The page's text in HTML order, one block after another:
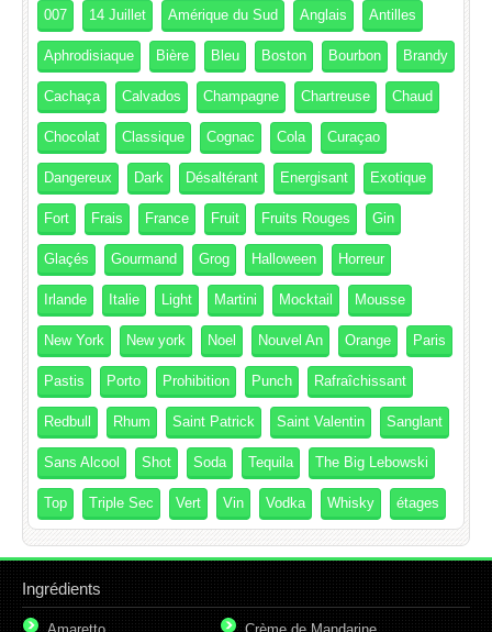
007 14 Juillet Amérique du Sud Anglais Antilles
Aphrodisiaque Bière Bleu Boston Bourbon Brandy
Cachaça Calvados Champagne Chartreuse Chaud
Chocolat Classique Cognac Cola Curaçao
Dangereux Dark Désaltérant Energisant Exotique
Fort Frais France Fruit Fruits Rouges Gin
Glaçés Gourmand Grog Halloween Horreur
Irlande Italie Light Martini Mocktail Mousse
New York New york Noel Nouvel An Orange Paris
Pastis Porto Prohibition Punch Rafraîchissant
Redbull Rhum Saint Patrick Saint Valentin Sanglant
Sans Alcool Shot Soda Tequila The Big Lebowski
Top Triple Sec Vert Vin Vodka Whisky étages
Ingrédients